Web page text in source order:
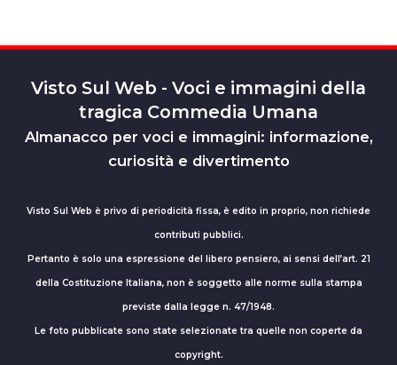
Visto Sul Web - Voci e immagini della
tragica Commedia Umana
Almanacco per voci e immagini: informazione,
curiosità e divertimento
Visto Sul Web è privo di periodicità fissa, è edito in proprio, non richiede
contributi pubblici.
Pertanto è solo una espressione del libero pensiero, ai sensi dell’art. 21
della Costituzione Italiana, non è soggetto alle norme sulla stampa
previste dalla legge n. 47/1948.
Le foto pubblicate sono state selezionate tra quelle non coperte da
copyright.